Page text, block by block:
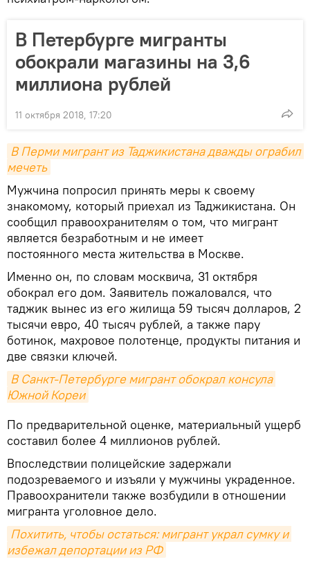
В Петербурге мигранты
обокрали магазины на 3,6
миллиона рублей
11 октября 2018, 17:20
В Перми мигрант из Таджикистана дважды ограбил
мечеть
Мужчина попросил принять меры к своему
знакомому, который приехал из Таджикистана. Он
сообщил правоохранителям о том, что мигрант
является безработным и не имеет
постоянного места жительства в Москве.
Именно он, по словам москвича, 31 октября
обокрал его дом. Заявитель пожаловался, что
таджик вынес из его жилища 59 тысяч долларов, 2
тысячи евро, 40 тысяч рублей, а также пару
ботинок, махровое полотенце, продукты питания и
две связки ключей.
В Санкт‐Петербурге мигрант обокрал консула
Южной Кореи
По предварительной оценке, материальный ущерб
составил более 4 миллионов рублей.
Впоследствии полицейские задержали
подозреваемого и изъяли у мужчины украденное.
Правоохранители также возбудили в отношении
мигранта уголовное дело.
Похитить, чтобы остаться: мигрант украл сумку и
избежал депортации из РФ